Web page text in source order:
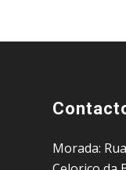
Morada: